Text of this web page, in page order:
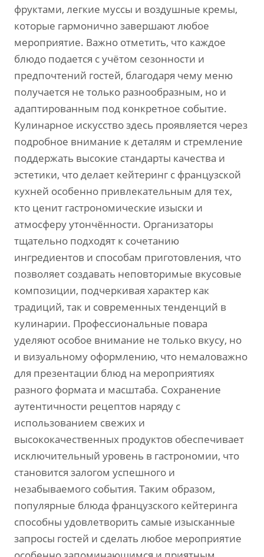
фруктами, легкие муссы и воздушные кремы,
которые гармонично завершают любое
мероприятие. Важно отметить, что каждое
блюдо подается с учётом сезонности и
предпочтений гостей, благодаря чему меню
получается не только разнообразным, но и
адаптированным под конкретное событие.
Кулинарное искусство здесь проявляется через
подробное внимание к деталям и стремление
поддержать высокие стандарты качества и
эстетики, что делает кейтеринг с французской
кухней особенно привлекательным для тех,
кто ценит гастрономические изыски и
атмосферу утончённости. Организаторы
тщательно подходят к сочетанию
ингредиентов и способам приготовления, что
позволяет создавать неповторимые вкусовые
композиции, подчеркивая характер как
традиций, так и современных тенденций в
кулинарии. Профессиональные повара
уделяют особое внимание не только вкусу, но
и визуальному оформлению, что немаловажно
для презентации блюд на мероприятиях
разного формата и масштаба. Сохранение
аутентичности рецептов наряду с
использованием свежих и
высококачественных продуктов обеспечивает
исключительный уровень в гастрономии, что
становится залогом успешного и
незабываемого события. Таким образом,
популярные блюда французского кейтеринга
способны удовлетворить самые изысканные
запросы гостей и сделать любое мероприятие